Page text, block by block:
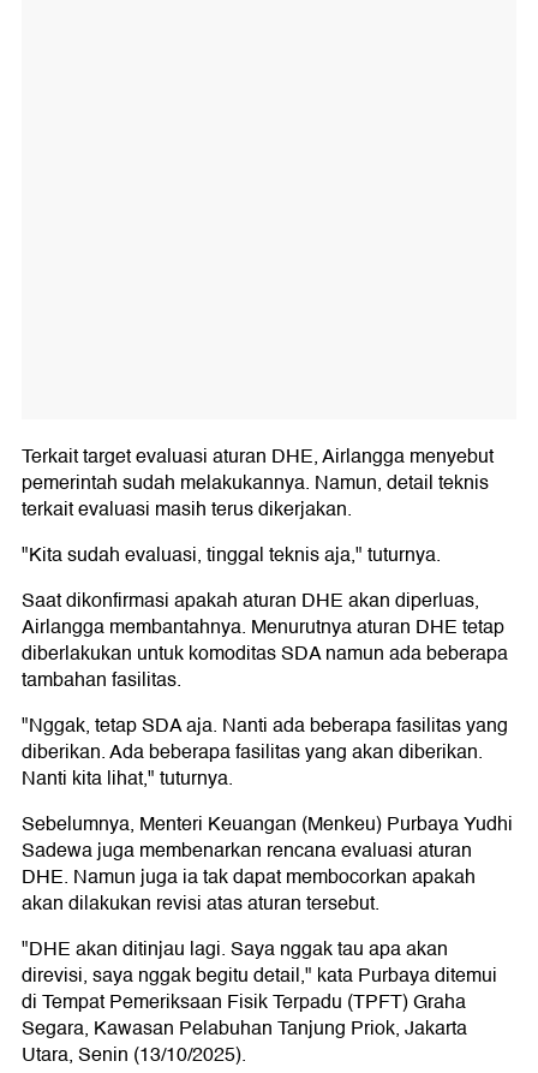
Terkait target evaluasi aturan DHE, Airlangga menyebut
pemerintah sudah melakukannya. Namun, detail teknis
terkait evaluasi masih terus dikerjakan.
"Kita sudah evaluasi, tinggal teknis aja," tuturnya.
Saat dikonfirmasi apakah aturan DHE akan diperluas,
Airlangga membantahnya. Menurutnya aturan DHE tetap
diberlakukan untuk komoditas SDA namun ada beberapa
tambahan fasilitas.
"Nggak, tetap SDA aja. Nanti ada beberapa fasilitas yang
diberikan. Ada beberapa fasilitas yang akan diberikan.
Nanti kita lihat," tuturnya.
Sebelumnya, Menteri Keuangan (Menkeu) Purbaya Yudhi
Sadewa juga membenarkan rencana evaluasi aturan
DHE. Namun juga ia tak dapat membocorkan apakah
akan dilakukan revisi atas aturan tersebut.
"DHE akan ditinjau lagi. Saya nggak tau apa akan
direvisi, saya nggak begitu detail," kata Purbaya ditemui
di Tempat Pemeriksaan Fisik Terpadu (TPFT) Graha
Segara, Kawasan Pelabuhan Tanjung Priok, Jakarta
Utara, Senin (13/10/2025).